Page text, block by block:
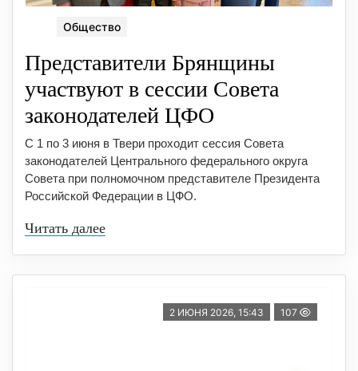
Общество
Представители Брянщины
участвуют в сессии Совета
законодателей ЦФО
️С 1 по 3 июня в Твери проходит сессия Совета
законодателей Центрального федерального округа
Совета при полномочном представителе Президента
Российской Федерации в ЦФО.
Читать далее
2 ИЮНЯ 2026, 15:43 107